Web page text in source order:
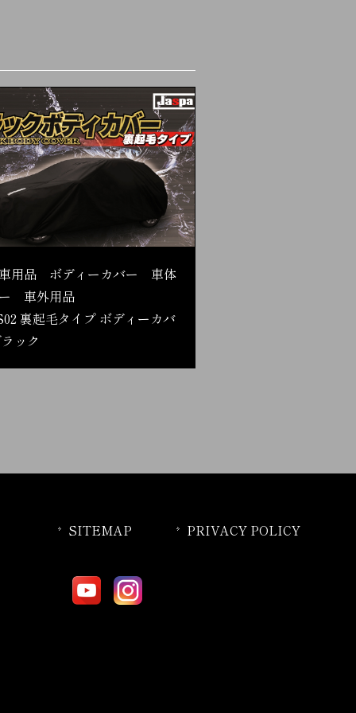
用品 ボディーカバー 車体
車外用品
裏起毛タイプ ボディーカバ
ック
SITEMAP PRIVACY POLICY